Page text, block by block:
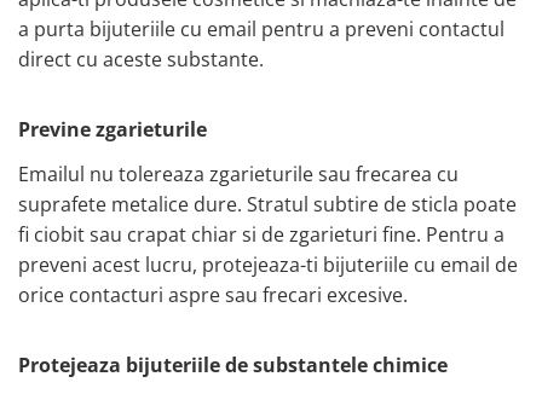
a purta bijuteriile cu email pentru a preveni contactul
direct cu aceste substante.
Previne zgarieturile
Emailul nu tolereaza zgarieturile sau frecarea cu
suprafete metalice dure. Stratul subtire de sticla poate
fi ciobit sau crapat chiar si de zgarieturi fine. Pentru a
preveni acest lucru, protejeaza-ti bijuteriile cu email de
orice contacturi aspre sau frecari excesive.
Protejeaza bijuteriile de substantele chimice